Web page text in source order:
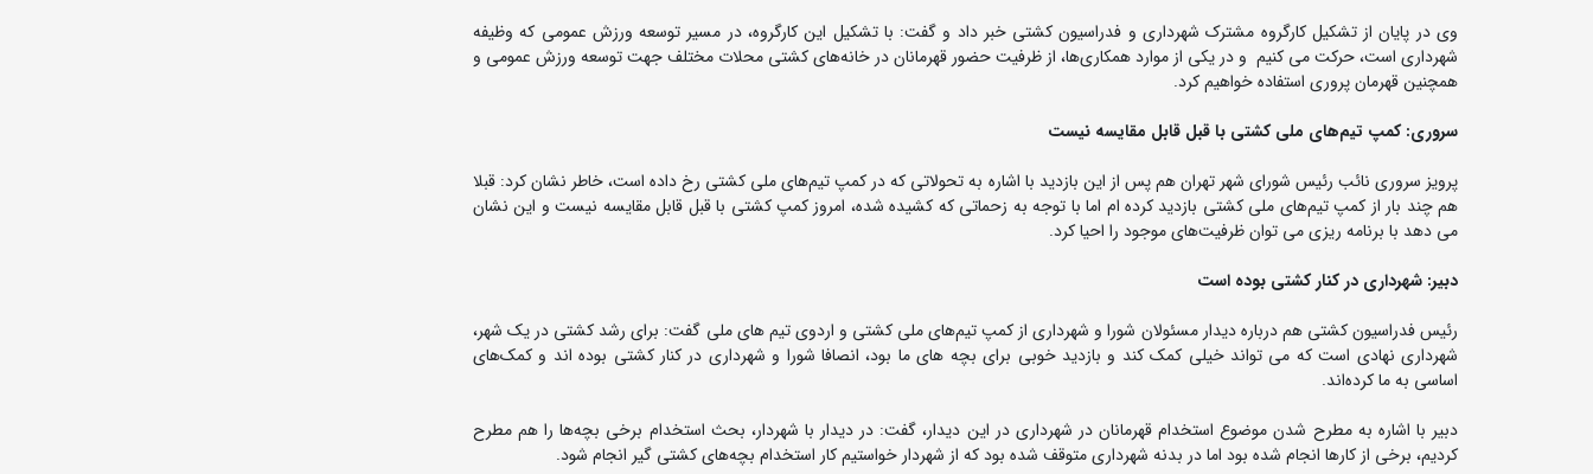
وی در پایان از تشکیل کارگروه مشترک شهرداری و فدراسیون کشتی خبر داد و گفت: با تشکیل این کارگروه، در مسیر توسعه ورزش عمومی که وظیفه
شهرداری است، حرکت می کنیم و در یکی از موارد همکاری‌ها، از ظرفیت حضور قهرمانان در خانه‌های کشتی محلات مختلف جهت توسعه ورزش عمومی و
همچنین قهرمان پروری استفاده خواهیم کرد.
سروری: کمپ تیم‌های ملی کشتی با قبل قابل مقایسه نیست
پرویز سروری نائب رئیس شورای شهر تهران هم پس از این بازدید با اشاره به تحولاتی که در کمپ تیم‌های ملی کشتی رخ داده است، خاطر نشان کرد: قبلا
هم چند بار از کمپ تیم‌های ملی کشتی بازدید کرده ام اما با توجه به زحماتی که کشیده شده، امروز کمپ کشتی با قبل قابل مقایسه نیست و این نشان
می دهد با برنامه ریزی می توان ظرفیت‌های موجود را احیا کرد.
دبیر: شهرداری در کنار کشتی بوده است
رئیس فدراسیون کشتی هم درباره دیدار مسئولان شورا و شهرداری از کمپ تیم‌های ملی کشتی و اردوی تیم های ملی گفت: برای رشد کشتی در یک شهر،
شهرداری نهادی است که می تواند خیلی کمک کند و بازدید خوبی برای بچه های ما بود، انصافا شورا و شهرداری در کنار کشتی بوده اند و کمک‌های
اساسی به ما کرده‌اند.
دبیر با اشاره به مطرح شدن موضوع استخدام قهرمانان در شهرداری در این دیدار، گفت: در دیدار با شهردار، بحث استخدام برخی بچه‌ها را هم مطرح
کردیم، برخی از کارها انجام شده بود اما در بدنه شهرداری متوقف شده بود که از شهردار خواستیم کار استخدام بچه‌های کشتی گیر انجام شود.